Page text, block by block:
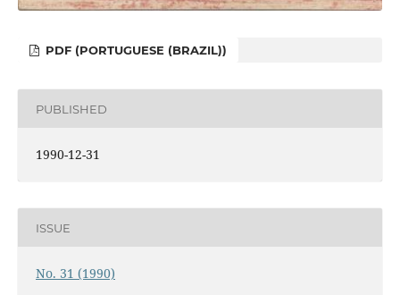
PDF (PORTUGUESE (BRAZIL))
PUBLISHED
1990-12-31
ISSUE
No. 31 (1990)